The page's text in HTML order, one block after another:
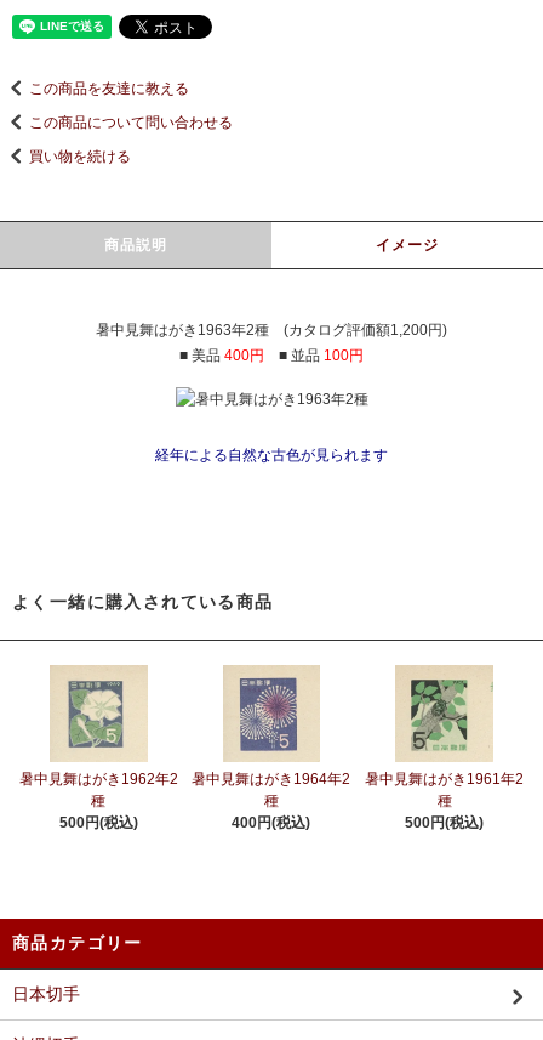
この商品を友達に教える
この商品について問い合わせる
買い物を続ける
商品説明 イメージ
暑中見舞はがき1963年2種 (カタログ評価額1,200円)
■ 美品 400円 ■ 並品 100円
経年による自然な古色が見られます
よく一緒に購入されている商品
暑中見舞はがき1962年2
種
500円(税込)
暑中見舞はがき1964年2
種
400円(税込)
暑中見舞はがき1961年2
種
500円(税込)
商品カテゴリー
日本切手